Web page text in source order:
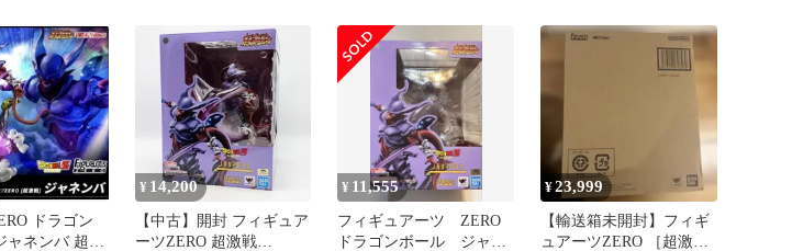
ゴンボールZ 復活のフュ
ージョン!!悟空とベジー
タ
Z」 魂ウェブ商店限定
【10日以内発送】
ドラゴン
ャネンバ 超激
¥ 14,200
【中古】開封 フィギュア
ーツZERO 超激戦
¥ 11,555
フィギュアーツ ZERO
ドラゴンボール ジャネ
¥23,999
【輸送箱未開封】フィギ
ュアーツZERO ［超激